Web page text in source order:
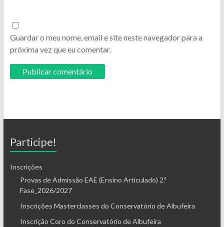
Guardar o meu nome, email e site neste navegador para a
próxima vez que eu comentar.
Participe!
Inscrições
Provas de Admissão EAE (Ensino Articulado) 2.ª
Fase_2026/2027
Inscrições Masterclasses do Conservatório de Albufeira
Inscrição Coro do Conservatório de Albufeira